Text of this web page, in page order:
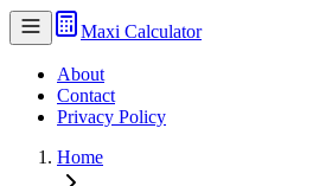
Maxi Calculator
About
Contact
Privacy Policy
Home